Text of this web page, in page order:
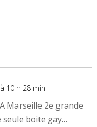
10 h 28 min
Marseille 2e grande
seule boite gay…